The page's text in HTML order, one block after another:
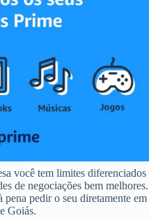
você tem limites diferenciados
de negociações bem melhores.
pedir o seu diretamente em
Goiás.